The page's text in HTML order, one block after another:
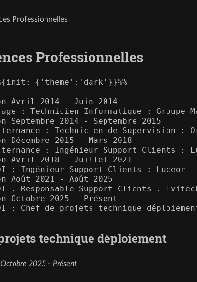
Professionnelles
Professionnelles
{'theme':'dark'}}%%
Avril 2014 - Juin 2014
: Technicien Informatique : Groupe
Septembre 2014 - Septembre 2015
: Technicien de Supervision :
Décembre 2015 - Mars 2018
: Ingénieur Support Clients :
Avril 2018 - Juillet 2021
: Ingénieur Support Clients : Luceor
Août 2021 - Août 2025
: Responsable Support Clients :
Octobre 2025 - Présent
: Chef de projets technique
technique déploiement
Octobre 2025 - Présent